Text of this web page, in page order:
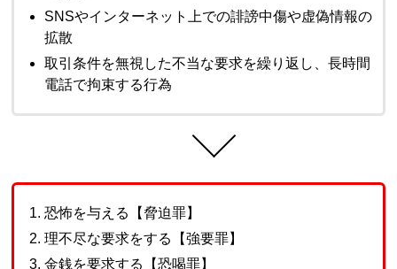
SNSやインターネット上での誹謗中傷や虚偽情報の
拡散
取引条件を無視した不当な要求を繰り返し、長時間
電話で拘束する行為
恐怖を与える【脅迫罪】
理不尽な要求をする【強要罪】
金銭を要求する【恐喝罪】